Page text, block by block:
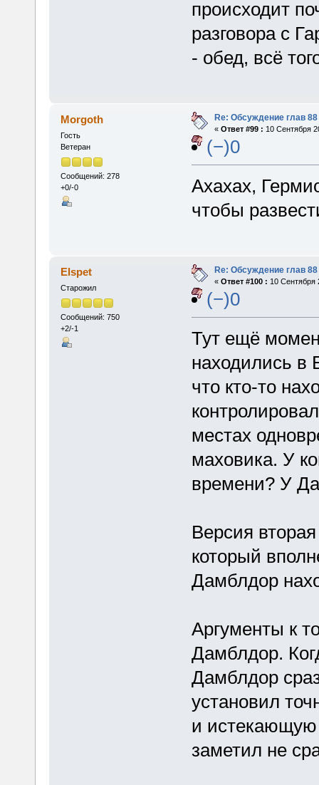
происходит
разговора с
- обед, всё
Morgoth
Гость
Ветеран
Сообщений: 278
+0/-0
Re: Обсуждение глав 88
« Ответ #99 : 10 Сентября
(−)0
Ахахах,
чтобы
Elspet
Старожил
Сообщений: 750
+2/-1
Re: Обсуждение глав 88
« Ответ #100 : 10 Сентября
(−)0
Тут ещё
находились в
что кто-то
местах
маховика. У
времени? У
Версия
который
Дамблдор
Аргументы к
Дамблдор.
Дамблдор
установил
и истекающую
заметил не